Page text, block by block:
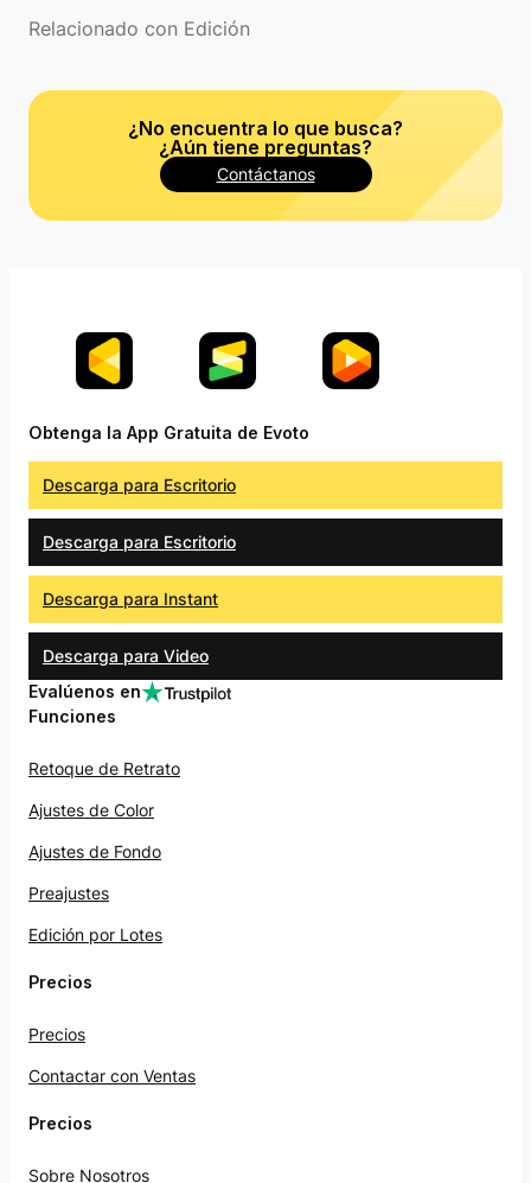
Relacionado con Edición
¿No encuentra lo que busca?
¿Aún tiene preguntas?
Contáctanos
Obtenga la App Gratuita de Evoto
Descarga para Escritorio
Descarga para Escritorio
Descarga para Instant
Descarga para Video
Evalúenos en
Funciones
Retoque de Retrato
Ajustes de Color
Ajustes de Fondo
Preajustes
Edición por Lotes
Precios
Precios
Contactar con Ventas
Precios
Sobre Nosotros